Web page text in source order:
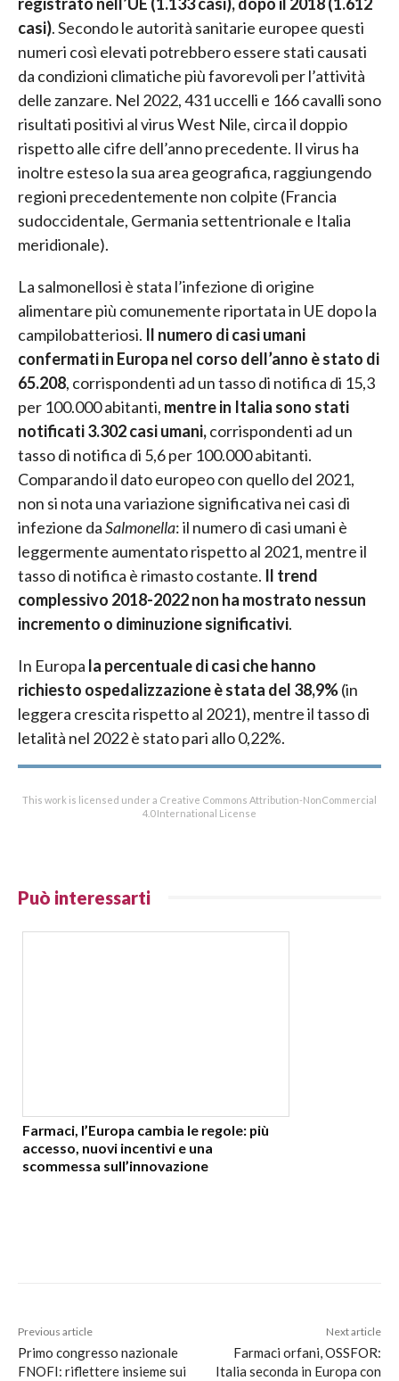
casi). Secondo le autorità sanitarie europee questi
numeri così elevati potrebbero essere stati causati
da condizioni climatiche più favorevoli per l’attività
delle zanzare. Nel 2022, 431 uccelli e 166 cavalli sono
risultati positivi al virus West Nile, circa il doppio
rispetto alle cifre dell’anno precedente. Il virus ha
inoltre esteso la sua area geografica, raggiungendo
regioni precedentemente non colpite (Francia
sudoccidentale, Germania settentrionale e Italia
meridionale).
La salmonellosi è stata l’infezione di origine
alimentare più comunemente riportata in UE dopo la
campilobatteriosi. Il numero di casi umani
confermati in Europa nel corso dell’anno è stato di
65.208, corrispondenti ad un tasso di notifica di 15,3
per 100.000 abitanti, mentre in Italia sono stati
notificati 3.302 casi umani,corrispondenti ad un
tasso di notifica di 5,6 per 100.000 abitanti.
Comparando il dato europeo con quello del 2021,
non si nota una variazione significativa nei casi di
infezione daSalmonella: il numero di casi umani è
leggermente aumentato rispetto al 2021, mentre il
tasso di notifica è rimasto costante. Il trend
complessivo 2018-2022 non ha mostrato nessun
incremento o diminuzione significativi.
In Europa la percentuale di casi che hanno
richiesto ospedalizzazione è stata del 38,9%(in
leggera crescita rispetto al 2021), mentre il tasso di
letalità nel 2022 è stato pari allo 0,22%.
This work is licensed under a Creative Commons Attribution-NonCommercial
4.0 International License
Può interessarti
Farmaci, l’Europa cambia le regole: più
accesso, nuovi incentivi e una
scommessa sull’innovazione
Previous article
Primo congresso nazionale
FNOFI: riflettere insieme sui
Next article
Farmaci orfani, OSSFOR:
Italia seconda in Europa con